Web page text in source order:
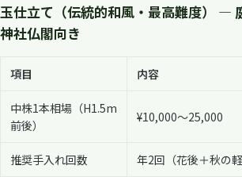
玉仕立て（伝統的和風・最高難度） —
神社仏閣向き
項目 内容
中株1本相場（H1.5m
前後）
¥10,000〜25,000
推奨手入れ回数 年2回（花後＋秋の軽